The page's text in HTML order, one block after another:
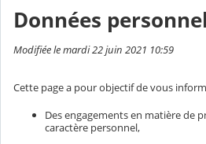
Données
Modifiée le mardi 22 juin 2021 10:59
Cette page a pour objectif de vous
Des engagements en matière de
caractère personnel,